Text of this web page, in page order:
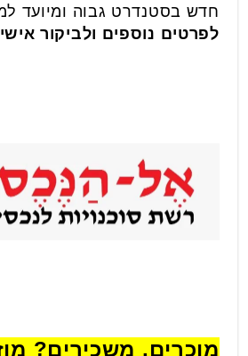
חדש בסטנדרט גבוה ומיועד
לפרטים נוספים ולביקור
מוכרים, משכירים?